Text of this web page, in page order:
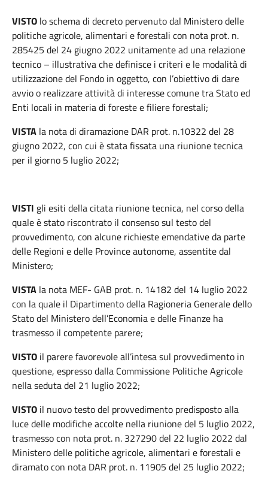
VISTO lo schema di decreto pervenuto dal Ministero delle
politiche agricole, alimentari e forestali con nota prot. n.
285425 del 24 giugno 2022 unitamente ad una relazione
tecnico – illustrativa che definisce i criteri e le modalità di
utilizzazione del Fondo in oggetto, con l’obiettivo di dare
avvio o realizzare attività di interesse comune tra Stato ed
Enti locali in materia di foreste e filiere forestali;
VISTA la nota di diramazione DAR prot. n.10322 del 28
giugno 2022, con cui è stata fissata una riunione tecnica
per il giorno 5 luglio 2022;
VISTI gli esiti della citata riunione tecnica, nel corso della
quale è stato riscontrato il consenso sul testo del
provvedimento, con alcune richieste emendative da parte
delle Regioni e delle Province autonome, assentite dal
Ministero;
VISTA la nota MEF- GAB prot. n. 14182 del 14 luglio 2022
con la quale il Dipartimento della Ragioneria Generale dello
Stato del Ministero dell’Economia e delle Finanze ha
trasmesso il competente parere;
VISTO il parere favorevole all’intesa sul provvedimento in
questione, espresso dalla Commissione Politiche Agricole
nella seduta del 21 luglio 2022;
VISTO il nuovo testo del provvedimento predisposto alla
luce delle modifiche accolte nella riunione del 5 luglio 2022,
trasmesso con nota prot. n. 327290 del 22 luglio 2022 dal
Ministero delle politiche agricole, alimentari e forestali e
diramato con nota DAR prot. n. 11905 del 25 luglio 2022;